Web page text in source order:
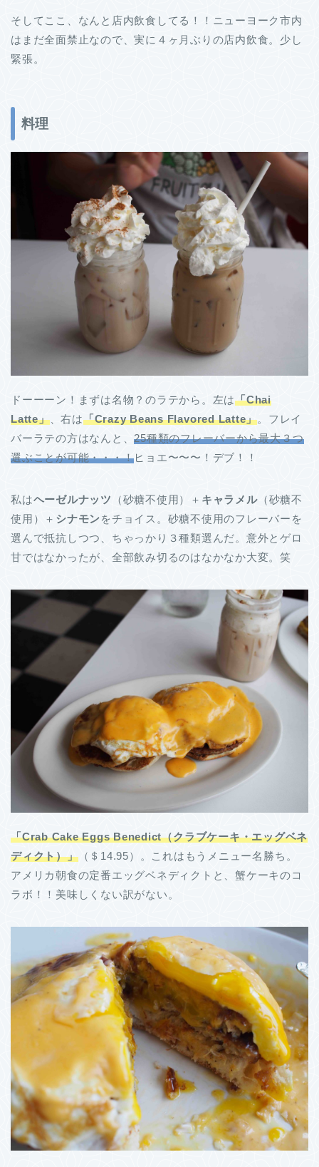
そしてここ、なんと店内飲食してる！！ニューヨーク市内
はまだ全面禁止なので、実に４ヶ月ぶりの店内飲食。少し
緊張。
料理
ドーーーン！まずは名物？のラテから。左は「Chai
Latte」、右は「Crazy Beans Flavored Latte」。フレイ
バーラテの方はなんと、25種類のフレーバーから最大３つ
選ぶことが可能・・・！ヒョエ〜〜〜！デブ！！
私はヘーゼルナッツ （砂糖不使用）＋ キャラメル（砂糖不
使用）＋ シナモンをチョイス。砂糖不使用のフレーバーを
選んで抵抗しつつ、ちゃっかり３種類選んだ。意外とゲロ
甘ではなかったが、全部飲み切るのはなかなか大変。笑
「Crab Cake Eggs Benedict（クラブケーキ・エッグベネ
ディクト）」（＄14.95）。これはもうメニュー名勝ち。
アメリカ朝食の定番エッグベネディクトと、蟹ケーキのコ
ラボ！！美味しくない訳がない。